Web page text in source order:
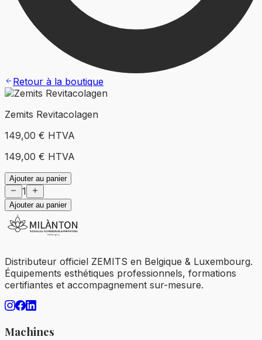
Retour à la boutique
Zemits Revitacolagen
149,00 € HTVA
149,00 € HTVA
Ajouter au panier
1
Ajouter au panier
Distributeur officiel ZEMITS en Belgique & Luxembourg.
Équipements esthétiques professionnels, formations
certifiantes et accompagnement sur-mesure.
Machines